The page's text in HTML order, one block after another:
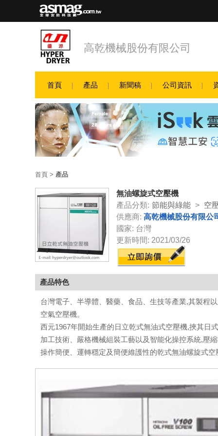
高乾機械股份有限公司
首頁 產品 新聞稿 公司資訊
首頁 > 產品
無油螺旋式空壓機
產品分類: 節能與綠能 > 空
供應商: 高乾機械股份有限公
國家: 台灣
更新時間: 2021/03/26
產品特色
台灣電子、半導體、醫藥、食品、生技等產業,其製程
空氣空壓機。
西元1967年開始生產的日立乾式無油式空壓機,挾其日
加工技術、嚴格機械組裝工藝以及智能化操控系統,壓
操作簡便、運轉穩定及簡便維護性的乾式無油螺旋式空